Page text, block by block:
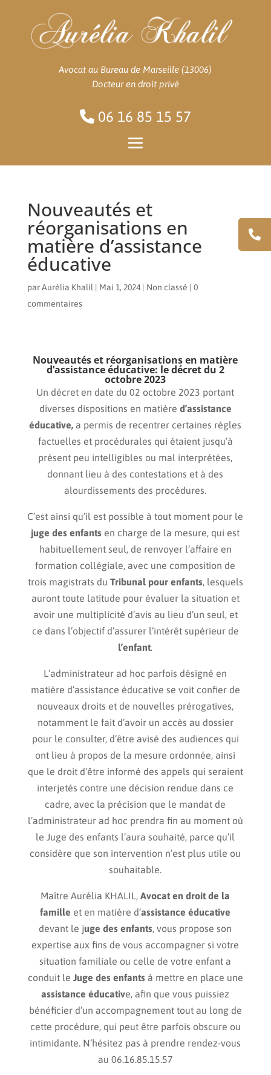
Avocat au Bureau de Marseille (13006)
Docteur en droit privé
06 16 85 15 57
Nouveautés et
réorganisations en
matière d’assistance
éducative
parAurélia Khalil| Mai 1, 2024| Non classé | 0
commentaires
Nouveautés et réorganisations en matière
d’assistance éducative: le décret du 2
octobre 2023
Un décret en date du 02 octobre 2023 portant
diverses dispositions en matière d’assistance
éducative, a permis de recentrer certaines règles
factuelles et procédurales qui étaient jusqu’à
présent peu intelligibles ou mal interprétées,
donnant lieu à des contestations et à des
alourdissements des procédures.
C’est ainsi qu’il est possible à tout moment pour le
juge des enfants en charge de la mesure, qui est
habituellement seul, de renvoyer l’affaire en
formation collégiale, avec une composition de
trois magistrats du Tribunal pour enfants, lesquels
auront toute latitude pour évaluer la situation et
avoir une multiplicité d’avis au lieu d’un seul, et
ce dans l’objectif d’assurer l’intérêt supérieur de
l’enfant.
L’administrateur ad hoc parfois désigné en
matière d’assistance éducative se voit confier de
nouveaux droits et de nouvelles prérogatives,
notamment le fait d’avoir un accès au dossier
pour le consulter, d’être avisé des audiences qui
ont lieu à propos de la mesure ordonnée, ainsi
que le droit d’être informé des appels qui seraient
interjetés contre une décision rendue dans ce
cadre, avec la précision que le mandat de
l’administrateur ad hoc prendra fin au moment où
le Juge des enfants l’aura souhaité, parce qu’il
considère que son intervention n’est plus utile ou
souhaitable.
Maître Aurélia KHALIL,Avocat en droit de la
famille et en matière d’assistance éducative
devant le juge des enfants, vous propose son
expertise aux fins de vous accompagner si votre
situation familiale ou celle de votre enfant a
conduit le Juge des enfantsà mettre en place une
assistance éducative, afin que vous puissiez
bénéficier d’un accompagnement tout au long de
cette procédure, qui peut être parfois obscure ou
intimidante. N’hésitez pas à prendre rendez-vous
au 06.16.85.15.57